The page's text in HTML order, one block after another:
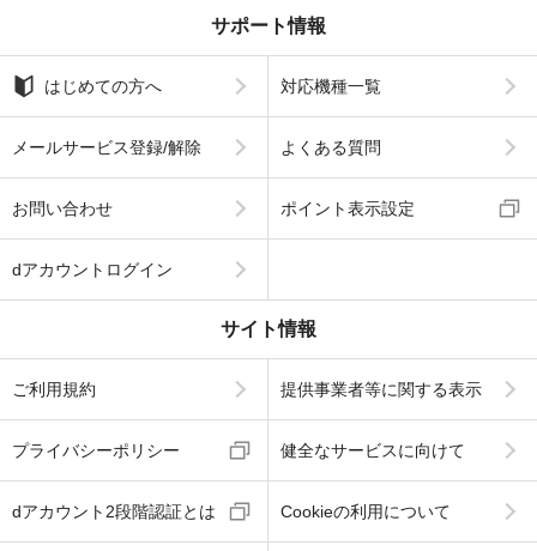
サポート情報
はじめての方へ 対応機種一覧
メールサービス登録/解除 よくある質問
お問い合わせ ポイント表示設定
dアカウントログイン
サイト情報
ご利用規約 提供事業者等に関する表示
プライバシーポリシー 健全なサービスに向けて
dアカウント2段階認証とは Cookieの利用について